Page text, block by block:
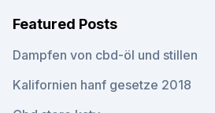
Featured Posts
Dampfen von cbd-öl und stillen
Kalifornien hanf gesetze 2018